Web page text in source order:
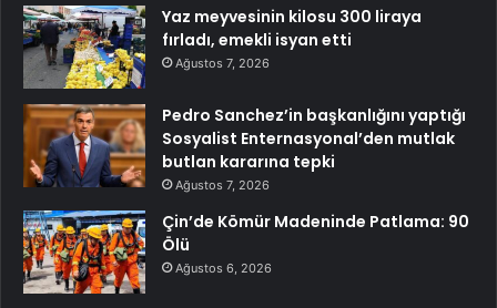
Yaz meyvesinin kilosu 300 liraya
fırladı, emekli isyan etti
Ağustos 7, 2026
Pedro Sanchez’in başkanlığını yaptığı
Sosyalist Enternasyonal’den mutlak
butlan kararına tepki
Ağustos 7, 2026
Çin’de Kömür Madeninde Patlama: 90
Ölü
Ağustos 6, 2026